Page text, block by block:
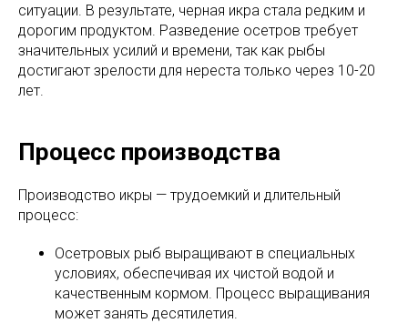
ситуации. В результате, черная икра стала редким и
дорогим продуктом. Разведение осетров требует
значительных усилий и времени, так как рыбы
достигают зрелости для нереста только через 10-20
лет.
Процесс производства
Производство икры — трудоемкий и длительный
процесс:
Осетровых рыб выращивают в специальных
условиях, обеспечивая их чистой водой и
качественным кормом. Процесс выращивания
может занять десятилетия.